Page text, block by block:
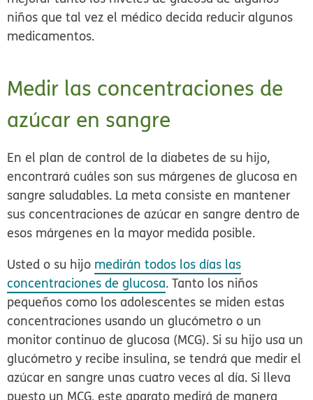
niños que tal vez el médico decida reducir algunos
medicamentos.
Medir las concentraciones de
azúcar en sangre
En el plan de control de la diabetes de su hijo,
encontrará cuáles son sus márgenes de glucosa en
sangre saludables. La meta consiste en mantener
sus concentraciones de azúcar en sangre dentro de
esos márgenes en la mayor medida posible.
Usted o su hijo medirán todos los días las
concentraciones de glucosa. Tanto los niños
pequeños como los adolescentes se miden estas
concentraciones usando un glucómetro o un
monitor continuo de glucosa (MCG). Si su hijo usa un
glucómetro y recibe insulina, se tendrá que medir el
azúcar en sangre unas cuatro veces al día. Si lleva
puesto un MCG, este aparato medirá de manera